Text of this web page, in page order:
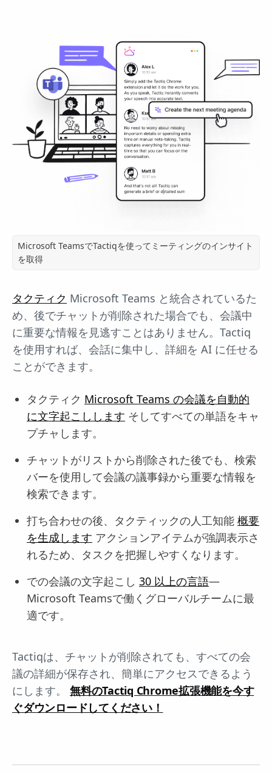
Microsoft TeamsでTactiqを使ってミーティングのインサイト
を取得
タクティク Microsoft Teams と統合されているた
め、後でチャットが削除された場合でも、会議中
に重要な情報を見逃すことはありません。Tactiq
を使用すれば、会話に集中し、詳細を AI に任せる
ことができます。
タクティク Microsoft Teams の会議を自動的
に文字起こしします そしてすべての単語をキャ
プチャします。
チャットがリストから削除された後でも、検索
バーを使用して会議の議事録から重要な情報を
検索できます。
打ち合わせの後、タクティックの人工知能 概要
を生成します アクションアイテムが強調表示さ
れるため、タスクを把握しやすくなります。
での会議の文字起こし 30 以上の言語—
Microsoft Teamsで働くグローバルチームに最
適です。
Tactiqは、チャットが削除されても、すべての会
議の詳細が保存され、簡単にアクセスできるよう
にします。 無料のTactiq Chrome拡張機能を今す
ぐダウンロードしてください！